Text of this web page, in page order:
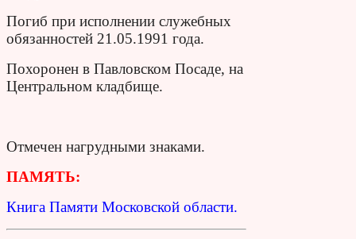
Погиб при исполнении служебных
обязанностей 21.05.1991 года.
Похоронен в Павловском Посаде, на
Центральном кладбище.
Отмечен нагрудными знаками.
ПАМЯТЬ:
Книга Памяти Московской области.